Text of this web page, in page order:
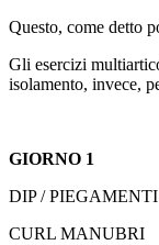
Questo, come detto
Gli esercizi
isolamento, invece,
GIORNO 1
DIP /
CURL